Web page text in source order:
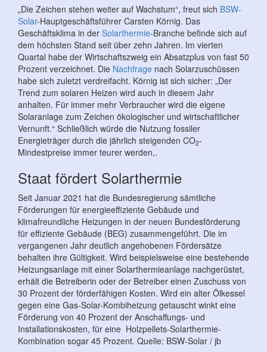
„Die Zeichen stehen weiter auf Wachstum“, freut sich BSW-
Solar-Hauptgeschäftsführer Carsten Körnig. Das
Geschäftsklima in der Solarthermie-Branche befinde sich auf
dem höchsten Stand seit über zehn Jahren. Im vierten
Quartal habe der Wirtschaftszweig ein Absatzplus von fast 50
Prozent verzeichnet. Die Nachfrage nach Solarzuschüssen
habe sich zuletzt verdreifacht. Körnig ist sich sicher: „Der
Trend zum solaren Heizen wird auch in diesem Jahr
anhalten. Für immer mehr Verbraucher wird die eigene
Solaranlage zum Zeichen ökologischer und wirtschaftlicher
Vernunft.“ Schließlich würde die Nutzung fossiler
Energieträger durch die jährlich steigenden CO2-
Mindestpreise immer teurer werden,.
Staat fördert Solarthermie
Seit Januar 2021 hat die Bundesregierung sämtliche
Förderungen für energieeffiziente Gebäude und
klimafreundliche Heizungen in der neuen Bundesförderung
für effiziente Gebäude (BEG) zusammengeführt. Die im
vergangenen Jahr deutlich angehobenen Fördersätze
behalten ihre Gültigkeit. Wird beispielsweise eine bestehende
Heizungsanlage mit einer Solarthermieanlage nachgerüstet,
erhält die Betreiberin oder der Betreiber einen Zuschuss von
30 Prozent der förderfähigen Kosten. Wird ein alter Ölkessel
gegen eine Gas-Solar-Kombiheizung getauscht winkt eine
Förderung von 40 Prozent der Anschaffungs- und
Installationskosten, für eine Holzpellets-Solarthermie-
Kombination sogar 45 Prozent. Quelle: BSW-Solar / jb